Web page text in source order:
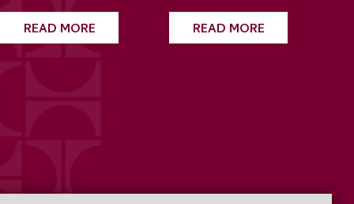
READ MORE READ MORE